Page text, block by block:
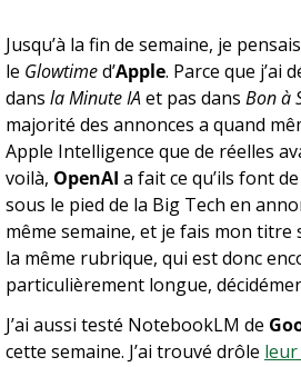
Jusqu’à la fin de semaine, je
le Glowtime d’Apple. Parce que j’ai
dans la Minute IA et pas dans Bon à
majorité des annonces a quand
Apple Intelligence que de réelles
voilà, OpenAI a fait ce qu’ils font
sous le pied de la Big Tech en
même semaine, et je fais mon titre
la même rubrique, qui est donc
particulièrement longue,
J’ai aussi testé NotebookLM de
cette semaine. J’ai trouvé drôle